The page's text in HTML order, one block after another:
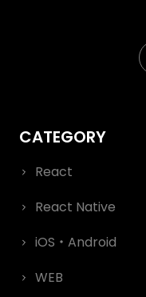
React
React Native
iOS・Android
WEB